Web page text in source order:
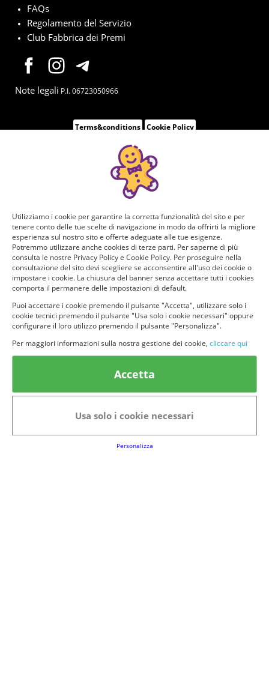
FAQs
Regolamento del Servizio
Club Fabbrica dei Premi
Note legali P.I. 06723050966
Terms&conditions Cookie Policy
Utilizziamo i cookie per garantire la corretta funzionalità del sito e per
tenere conto delle tue scelte di navigazione in modo da offrirti la migliore
esperienza sul nostro sito e offerte adeguate alle tue esigenze.
Potremmo utilizzare anche cookies di terze parti. Per saperne di più
consulta le nostre Privacy Policy e Cookie Policy. Per proseguire nella
consultazione del sito devi scegliere se acconsentire all'uso dei cookie o
impostare i cookie. La chiusura del banner senza accettare tutti i cookies
comporta il permanere delle impostazioni di default.
Puoi accettare i cookie premendo il pulsante "Accetta", utilizzare solo i
cookie tecnici premendo il pulsante "Usa solo i cookie necessari" oppure
configurare il loro utilizzo premendo il pulsante "Personalizza".
Per maggiori informazioni sulla nostra gestione dei cookie, cliccare qui
Accetta
Usa solo i cookie necessari
Personalizza